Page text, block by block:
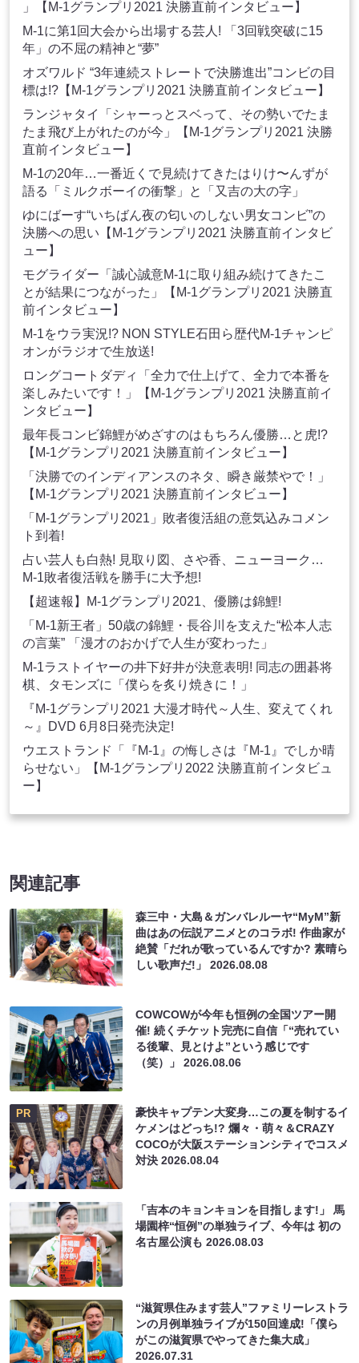
」【M-1グランプリ2021 決勝直前インタビュー】
M-1に第1回大会から出場する芸人! 「3回戦突破に15
年」の不屈の精神と“夢”
オズワルド “3年連続ストレートで決勝進出”コンビの目
標は!?【M-1グランプリ2021 決勝直前インタビュー】
ランジャタイ「シャーっとスベって、その勢いでたま
たま飛び上がれたのが今」【M-1グランプリ2021 決勝
直前インタビュー】
M-1の20年…一番近くで見続けてきたはりけ〜んずが
語る「ミルクボーイの衝撃」と「又吉の大の字」
ゆにばーす“いちばん夜の匂いのしない男女コンビ”の
決勝への思い【M-1グランプリ2021 決勝直前インタビ
ュー】
モグライダー「誠心誠意M-1に取り組み続けてきたこ
とが結果につながった」【M-1グランプリ2021 決勝直
前インタビュー】
M-1をウラ実況!? NON STYLE石田ら歴代M-1チャンピ
オンがラジオで生放送!
ロングコートダディ「全力で仕上げて、全力で本番を
楽しみたいです！」【M-1グランプリ2021 決勝直前イ
ンタビュー】
最年長コンビ錦鯉がめざすのはもちろん優勝…と虎!?
【M-1グランプリ2021 決勝直前インタビュー】
「決勝でのインディアンスのネタ、瞬き厳禁やで！」
【M-1グランプリ2021 決勝直前インタビュー】
「M-1グランプリ2021」敗者復活組の意気込みコメン
ト到着!
占い芸人も白熱! 見取り図、さや香、ニューヨーク…
M-1敗者復活戦を勝手に大予想!
【超速報】M-1グランプリ2021、優勝は錦鯉!
「M-1新王者」50歳の錦鯉・長谷川を支えた“松本人志
の言葉” 「漫才のおかげで人生が変わった」
M-1ラストイヤーの井下好井が決意表明! 同志の囲碁将
棋、タモンズに「僕らを炙り焼きに！」
『M-1グランプリ2021 大漫才時代～人生、変えてくれ
～』DVD 6月8日発売決定!
ウエストランド「『M-1』の悔しさは『M-1』でしか晴
らせない」【M-1グランプリ2022 決勝直前インタビュ
ー】
関連記事
森三中・大島＆ガンバレルーヤ“MyM”新
曲はあの伝説アニメとのコラボ! 作曲家が
絶賛「だれが歌っているんですか? 素晴ら
しい歌声だ!」2026.08.08
COWCOWが今年も恒例の全国ツアー開
催! 続くチケット完売に自信「“売れてい
る後輩、見とけよ”という感じです
（笑）」2026.08.06
PR
豪快キャプテン大変身…この夏を制するイ
ケメンはどっち!? 爛々・萌々＆CRAZY
COCOが大阪ステーションシティでコスメ
対決2026.08.04
「吉本のキョンキョンを目指します!」 馬
場園梓“恒例”の単独ライブ、今年は 初の
名古屋公演も2026.08.03
“滋賀県住みます芸人”ファミリーレストラ
ンの月例単独ライブが150回達成!「僕ら
がこの滋賀県でやってきた集大成」
2026.07.31